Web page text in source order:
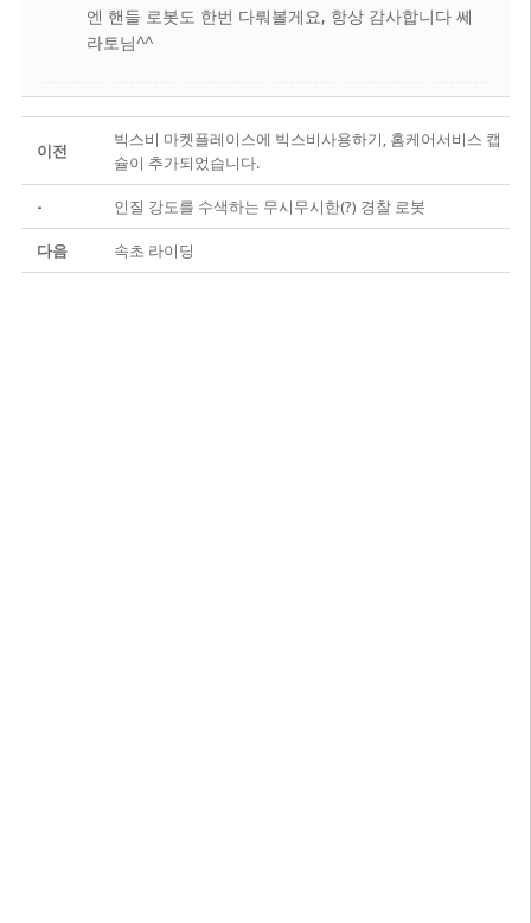
엔 핸들 로봇도 한번 다뤄볼게요, 항상 감사합니다 쎄
라토님^^
이전
빅스비 마켓플레이스에 빅스비사용하기, 홈케어서비스 캡
슐이 추가되었습니다.
- 인질 강도를 수색하는 무시무시한(?) 경찰 로봇
다음 속초 라이딩